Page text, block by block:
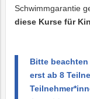
Schwimmgarantie
diese Kurse für
Bitte
erst ab 8